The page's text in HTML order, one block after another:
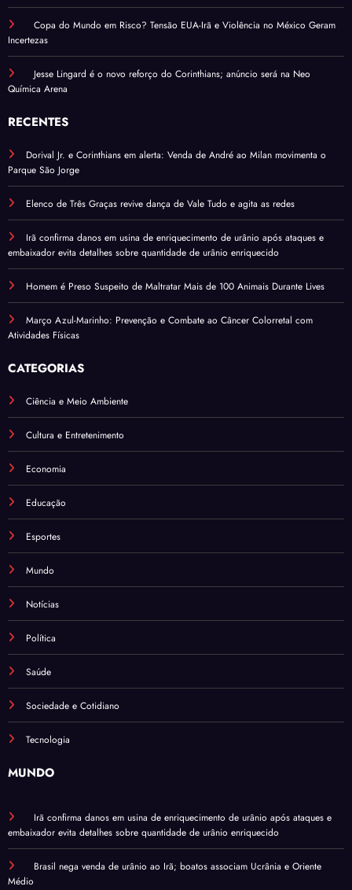
Copa do Mundo em Risco? Tensão EUA-Irã e Violência no México Geram
Incertezas
Jesse Lingard é o novo reforço do Corinthians; anúncio será na Neo
Química Arena
RECENTES
Dorival Jr. e Corinthians em alerta: Venda de André ao Milan movimenta o
Parque São Jorge
Elenco de Três Graças revive dança de Vale Tudo e agita as redes
Irã confirma danos em usina de enriquecimento de urânio após ataques e
embaixador evita detalhes sobre quantidade de urânio enriquecido
Homem é Preso Suspeito de Maltratar Mais de 100 Animais Durante Lives
Março Azul-Marinho: Prevenção e Combate ao Câncer Colorretal com
Atividades Físicas
CATEGORIAS
Ciência e Meio Ambiente
Cultura e Entretenimento
Economia
Educação
Esportes
Mundo
Notícias
Política
Saúde
Sociedade e Cotidiano
Tecnologia
MUNDO
Irã confirma danos em usina de enriquecimento de urânio após ataques e
embaixador evita detalhes sobre quantidade de urânio enriquecido
Brasil nega venda de urânio ao Irã; boatos associam Ucrânia e Oriente
Médio